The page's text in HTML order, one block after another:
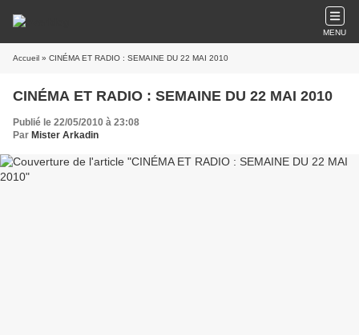
MENU
Accueil » CINÉMA ET RADIO : SEMAINE DU 22 MAI 2010
CINÉMA ET RADIO : SEMAINE DU 22 MAI 2010
Publié le 22/05/2010 à 23:08
Par Mister Arkadin